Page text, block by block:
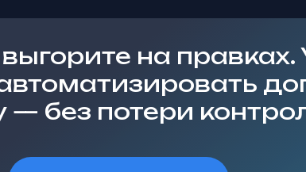
на правках.
— без потери